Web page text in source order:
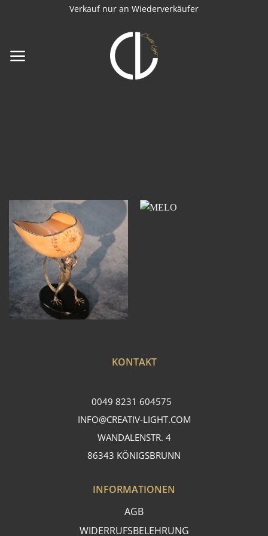
Verkauf nur an Wiederverkäufer
KONTAKT
0049 8231 604575
INFO@CREATIV-LIGHT.COM
WANDALENSTR. 4
86343 KÖNIGSBRUNN
INFORMATIONEN
AGB
WIDERRUFSBELEHRUNG